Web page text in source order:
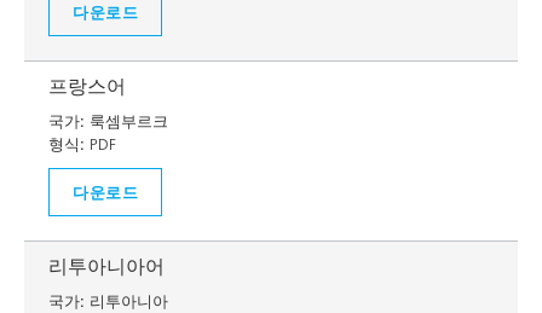
다운로드
프랑스어
국가: 룩셈부르크
형식: PDF
다운로드
리투아니아어
국가: 리투아니아